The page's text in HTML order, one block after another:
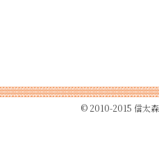
© 2010-2015 信太